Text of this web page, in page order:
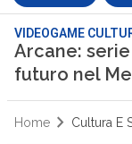
VIDEOGAME
Arcane:
futuro nel
Home Cultura E